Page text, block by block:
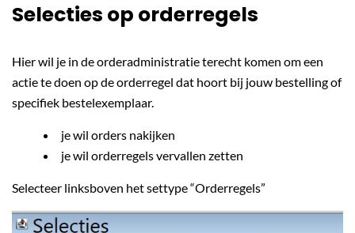
Selecties op orderregels
Hier wil je in de orderadministratie terecht komen om een
actie te doen op de orderregel dat hoort bij jouw bestelling of
specifiek bestelexemplaar.
je wil orders nakijken
je wil orderregels vervallen zetten
Selecteer linksboven het settype “Orderregels”